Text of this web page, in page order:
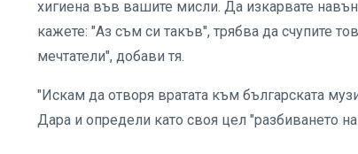
хигиена във вашите мисли. Да изкарвате
кажете: "Аз съм си такъв", трябва да счупите
мечтатели", добави тя.
"Искам да отворя вратата към българската
Дара и определи като своя цел "разбиването на